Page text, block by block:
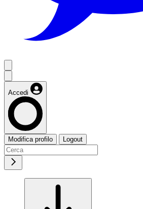
Accedi
Modifica profilo Logout